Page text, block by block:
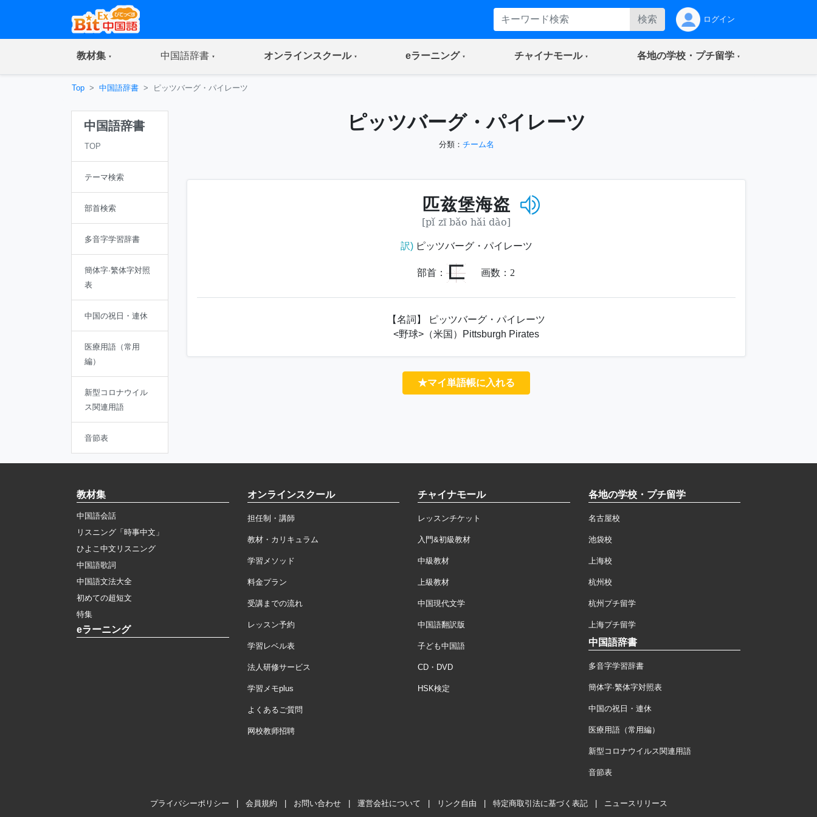
検索 ログイン
教材集(current) 中国語辞書(current) オンラインスクール(current) eラーニング(current) チャイナモール(current) 各地の学校・プチ留学(current)
Top 中国語辞書 ピッツバーグ・パイレーツ
中国語辞書
TOP
テーマ検索
部首検索
多音字学習辞書
簡体字·繁体字対照
表
中国の祝日・連休
医療用語（常用
編）
新型コロナウイル
ス関連用語
音節表
ピッツバーグ・パイレーツ
分類： チーム名
匹兹堡海盗
[pǐ zī bǎo hǎi dào]
訳)ピッツバーグ・パイレーツ
部首： 匚 画数： 2
【名詞】 ピッツバーグ・パイレーツ
<野球>（米国）Pittsburgh Pirates
★マイ単語帳に入れる
教材集
中国語会話
リスニング「時事中文」
ひよこ中文リスニング
中国語歌詞
中国語文法大全
初めての超短文
特集
eラーニング
オンラインスクール
担任制・講師
教材・カリキュラム
学習メソッド
料金プラン
受講までの流れ
レッスン予約
学習レベル表
法人研修サービス
学習メモplus
よくあるご質問
网校教师招聘
チャイナモール
レッスンチケット
入門&初級教材
中級教材
上級教材
中国現代文学
中国語翻訳版
子ども中国語
CD・DVD
HSK検定
各地の学校・プチ留学
名古屋校
池袋校
上海校
杭州校
杭州プチ留学
上海プチ留学
中国語辞書
多音字学習辞書
簡体字·繁体字対照表
中国の祝日・連休
医療用語（常用編）
新型コロナウイルス関連用語
音節表
プライバシーポリシー 会員規約 お問い合わせ 運営会社について リンク自由 特定商取引法に基づく表記 ニュースリリース